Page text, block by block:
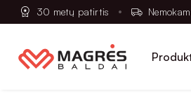
30 metų patirtis